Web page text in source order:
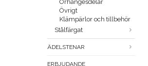
Örhängesdelar
Övrigt
Klämpärlor och tillbehör
Stålfärgat
ÄDELSTENAR
ERBJUDANDE